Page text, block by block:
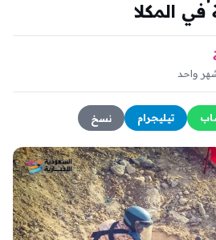
في المكلا
تيليجرام نسخ